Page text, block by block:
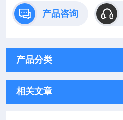
产品咨询
产品分类
相关文章